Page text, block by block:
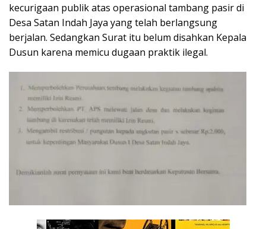
kecurigaan publik atas operasional tambang pasir di
Desa Satan Indah Jaya yang telah berlangsung
berjalan. Sedangkan Surat itu belum disahkan Kepala
Dusun karena memicu dugaan praktik ilegal.